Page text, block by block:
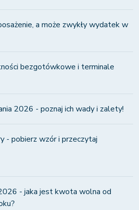
a może zwykły wydatek w
bezgotówkowe i terminale
2026 - poznaj ich wady i zalety!
- pobierz wzór i przeczytaj
- jaka jest kwota wolna od